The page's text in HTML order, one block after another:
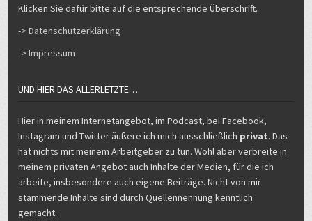
Klicken Sie dafür bitte auf die entsprechende Überschrift.
-> Datenschutzerklärung
-> Impressum
UND HIER DAS ALLERLETZTE…
Hier in meinem Internetangebot, im Podcast, bei Facebook,
Instagram und Twitter äußere ich mich ausschließlich privat. Das
hat nichts mit meinem Arbeitgeber zu tun. Wohl aber verbreite in
meinem privaten Angebot auch Inhalte der Medien, für die ich
arbeite, insbesondere auch eigene Beiträge. Nicht von mir
stammende Inhalte sind durch Quellennennung kenntlich
gemacht.